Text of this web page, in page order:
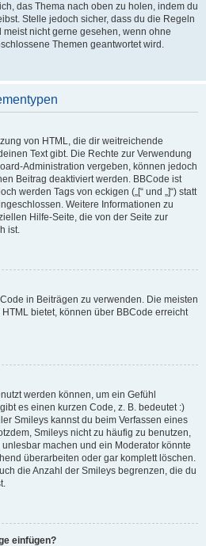
das Thema nach oben zu holen, indem du
Stelle jedoch sicher, dass du die Regeln
nicht gerne gesehen, wenn ohne
Themen geantwortet wird.
von HTML, die dir weitreichende
Text gibt. Die Rechte zur Verwendung
Administration vergeben, können jedoch
Beitrag deaktiviert werden. BBCode ist
werden Tags von eckigen („[“ und „]“) statt
Weitere Informationen zu
Hilfe-Seite, die von der Seite zur
ist.
in Beiträgen zu verwenden. Die meisten
bietet, können über BBCode erreicht
werden können, um ein Gefühl
es einen kurzen Code, z. B. bedeutet :)
Smileys kannst du beim Verfassen eines
Smileys nicht zu häufig zu benutzen,
machen und ein Moderator könnte
überarbeiten oder gar komplett löschen.
die Anzahl der Smileys begrenzen, die du
einfügen?